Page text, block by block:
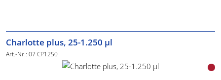
Charlotte plus, 25-1.250 µl
Art.-Nr.: 07 CP1250